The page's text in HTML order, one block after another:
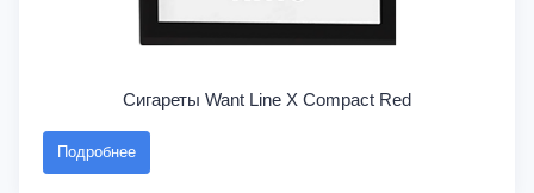
Сигареты Want Line X Compact Red
Подробнее